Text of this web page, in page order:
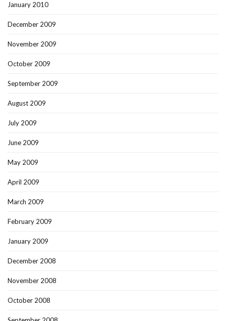
January 2010
December 2009
November 2009
October 2009
September 2009
August 2009
July 2009
June 2009
May 2009
April 2009
March 2009
February 2009
January 2009
December 2008
November 2008
October 2008